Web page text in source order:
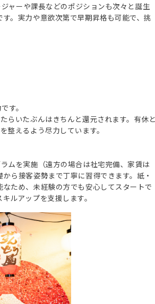
ャーや課長などのポジションも次々と誕生
。実力や意欲次第で早期昇格も可能で、挑
す。
らいたぶんはきちんと還元されます。有休
整えるよう尽力しています。
ムを実施（遠方の場合は社宅完備、家賃は
ら接客姿勢まで丁寧に習得できます。紙・
ため、未経験の方でも安心してスタートで
ルアップを支援します。